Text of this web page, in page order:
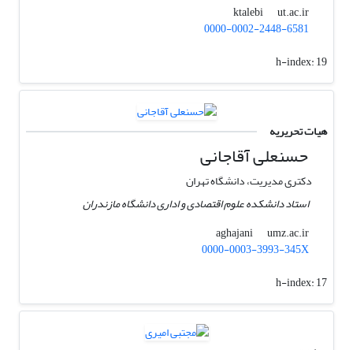
ktalebi
ut.ac.ir
0000-0002-2448-6581
h-index:19
هیات تحریریه
حسنعلی آقاجانی
دکتری مدیریت، دانشگاه تهران
استاد دانشکده علوم اقتصادی و اداری دانشگاه مازندران
aghajani
umz.ac.ir
0000-0003-3993-345X
h-index:17